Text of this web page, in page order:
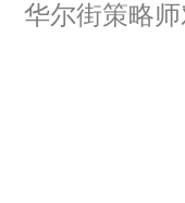
华尔街策略